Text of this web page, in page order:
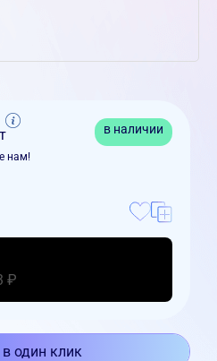
в наличии
нам!
₽
один клик